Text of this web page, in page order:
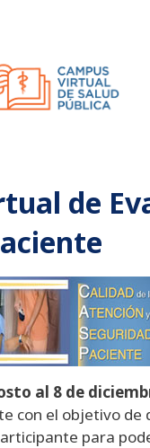
de
al 8 de
con el objetivo
para